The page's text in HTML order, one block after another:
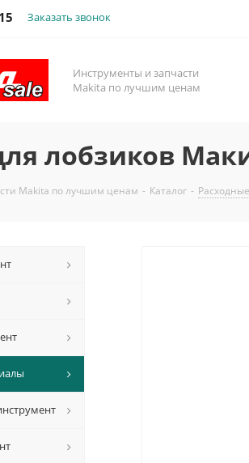
Заказать звонок
Инструменты и запчасти
Makita по лучшим ценам
лобзиков
Makita по лучшим ценам - Каталог -